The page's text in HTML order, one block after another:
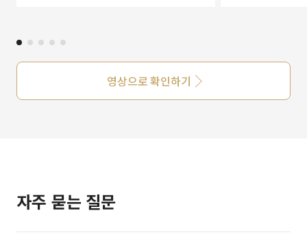
영상으로 확인하기
자주 묻는 질문